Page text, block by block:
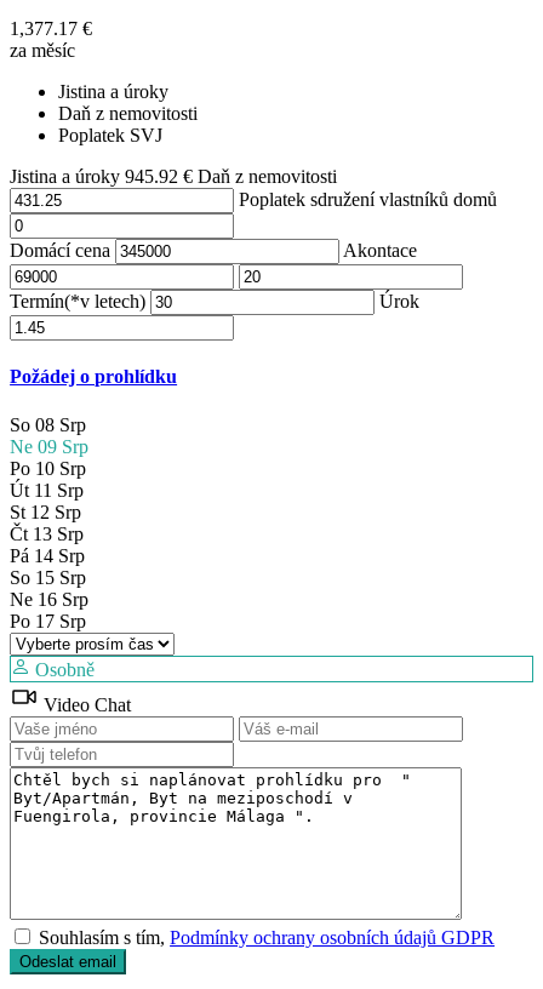
1,377.17 €
za měsíc
Jistina a úroky
Daň z nemovitosti
Poplatek SVJ
Jistina a úroky 945.92 €Daň z nemovitosti
Poplatek sdružení vlastníků domů
Domácí cena Akontace
Termín(*v letech) Úrok
Požádej o prohlídku
So 08 Srp
Ne 09 Srp
Po 10 Srp
Út 11 Srp
St 12 Srp
Čt 13 Srp
Pá 14 Srp
So 15 Srp
Ne 16 Srp
Po 17 Srp
Osobně
Video Chat
Souhlasím s tím,Podmínky ochrany osobních údajů GDPR